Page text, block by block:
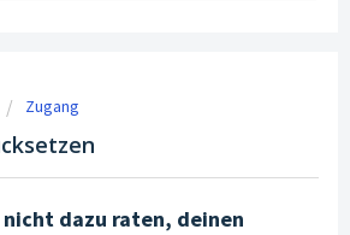
Zugang
dazu raten, deinen